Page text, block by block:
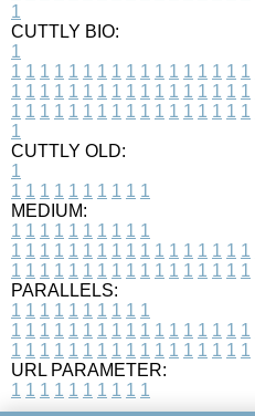
1
CUTTLY BIO:
1
1 1 1 1 1 1 1 1 1 1 1 1 1 1 1 1 1
1 1 1 1 1 1 1 1 1 1 1 1 1 1 1 1 1
1 1 1 1 1 1 1 1 1 1 1 1 1 1 1 1 1
1
CUTTLY OLD:
1
1 1 1 1 1 1 1 1 1 1
MEDIUM:
1 1 1 1 1 1 1 1 1 1
1 1 1 1 1 1 1 1 1 1 1 1 1 1 1 1 1
1 1 1 1 1 1 1 1 1 1 1 1 1 1 1 1 1
PARALLELS:
1 1 1 1 1 1 1 1 1 1
1 1 1 1 1 1 1 1 1 1 1 1 1 1 1 1 1
1 1 1 1 1 1 1 1 1 1 1 1 1 1 1 1 1
URL PARAMETER:
1 1 1 1 1 1 1 1 1 1